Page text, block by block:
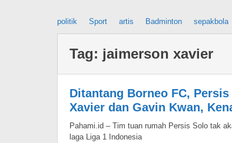
politik Sport artis Badminton sepakbola
Tag: jaimerson xavier
Ditantang Borneo FC,
Xavier dan Gavin Kwan,
Pahami.id – Tim tuan rumah Persis Solo tak
laga Liga 1 Indonesia